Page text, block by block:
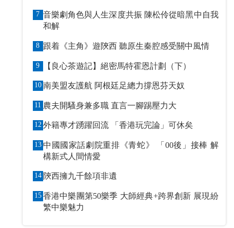
7 音樂劇角色與人生深度共振 陳松伶從暗黑中自我
和解
8 跟着《主角》遊陝西 聽原生秦腔感受關中風情
9 【良心茶遊記】絕密馬特霍恩計劃（下）
10 南美盟友護航 阿根廷足總力撐恩芬天奴
11 農夫開騷身兼多職 直言一腳踢壓力大
12 外籍專才踴躍回流 「香港玩完論」可休矣
13 中國國家話劇院重排《青蛇》 「00後」接棒 解
構新式人間情愛
14 陝西擁九千餘項非遺
15 香港中樂團第50樂季 大師經典+跨界創新 展現紛
繁中樂魅力